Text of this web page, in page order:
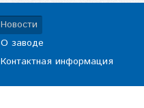
Новости
О заводе
Контактная информация